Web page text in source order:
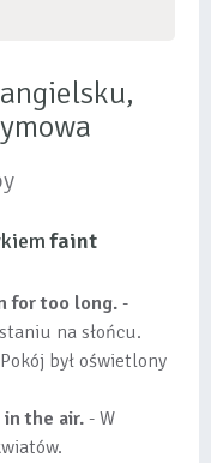
faint
for too long. -
na słońcu.
był oświetlony
the air. - W